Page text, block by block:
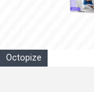
Octopize